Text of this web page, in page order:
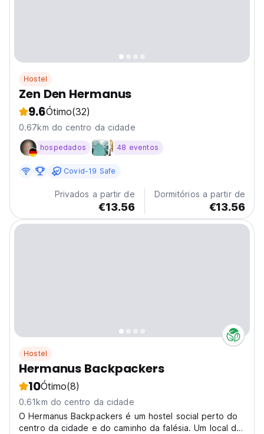
Hostel
Zen Den Hermanus
9.6Ótimo(32)
0.67km do centro da cidade
hospedados 48 eventos
Covid-19 Safe
Privados a partir de
€13.56
Dormitórios a partir de
€13.56
Hostel
Hermanus Backpackers
10Ótimo(8)
0.61km do centro da cidade
O Hermanus Backpackers é um hostel social perto do
centro da cidade e do caminho da falésia. Um local de